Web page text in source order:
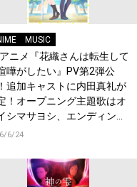
MUSIC
ニメ『花織さんは転生して
嘩がしたい』PV第2弾公
追加キャストに内田真礼が
！オープニング主題歌はオ
シマサヨシ、エンディング
歌は内田真礼が担当！
6/24